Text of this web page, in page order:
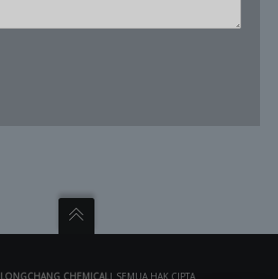
LONGCHANG CHEMICAL | SEMUA HAK CIPTA